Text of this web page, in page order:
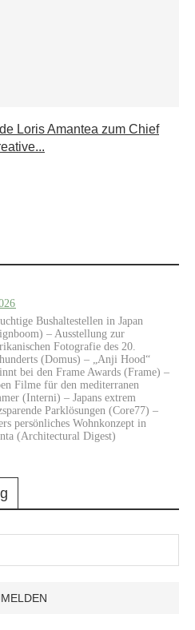
Loris Amantea zum Chief
Bushaltestellen in Japan
– Ausstellung zur
Fotografie des 20.
(Domus) – „Anji Hood“
bei den Frame Awards (Frame) –
Filme für den mediterranen
(Interni) – Japans extrem
Parklösungen (Core77) –
persönliches Wohnkonzept in
(Architectural Digest)